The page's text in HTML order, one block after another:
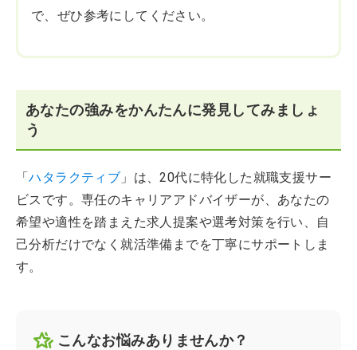
で、ぜひ参考にしてください。
あなたの強みをかんたんに発見してみましょ
う
「ハタラクティブ 」は、20代に特化した就職支援サー
ビスです。専任のキャリアアドバイザーが、あなたの
希望や適性を踏まえた求人提案や選考対策を行い、自
己分析だけでなく就活準備までを丁寧にサポートしま
す。
こんなお悩みありませんか？